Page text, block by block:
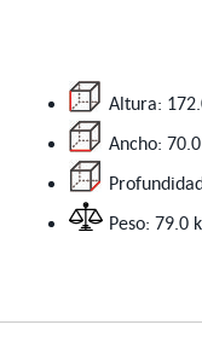
Altura:
Ancho:
Peso: 79.0